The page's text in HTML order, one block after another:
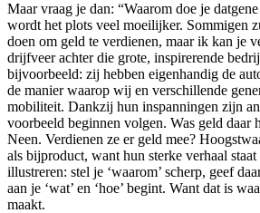
Maar vraag je dan: “Waarom doe je
wordt het plots veel moeilijker. Sommigen
doen om geld te verdienen, maar ik kan je
drijfveer achter die grote, inspirerende
bijvoorbeeld: zij hebben eigenhandig de
de manier waarop wij en verschillende
mobiliteit. Dankzij hun inspanningen zijn
voorbeeld beginnen volgen. Was geld daar
Neen. Verdienen ze er geld mee?
als bijproduct, want hun sterke verhaal
illustreren: stel je ‘waarom’ scherp, geef
aan je ‘wat’ en ‘hoe’ begint. Want dat is
maakt.